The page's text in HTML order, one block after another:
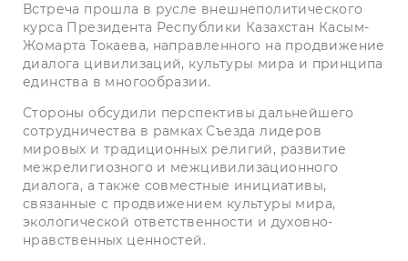
Встреча прошла в русле внешнеполитического
курса Президента Республики Казахстан Касым-
Жомарта Токаева, направленного на продвижение
диалога цивилизаций, культуры мира и принципа
единства в многообразии.
Стороны обсудили перспективы дальнейшего
сотрудничества в рамках Съезда лидеров
мировых и традиционных религий, развитие
межрелигиозного и межцивилизационного
диалога, а также совместные инициативы,
связанные с продвижением культуры мира,
экологической ответственности и духовно-
нравственных ценностей.